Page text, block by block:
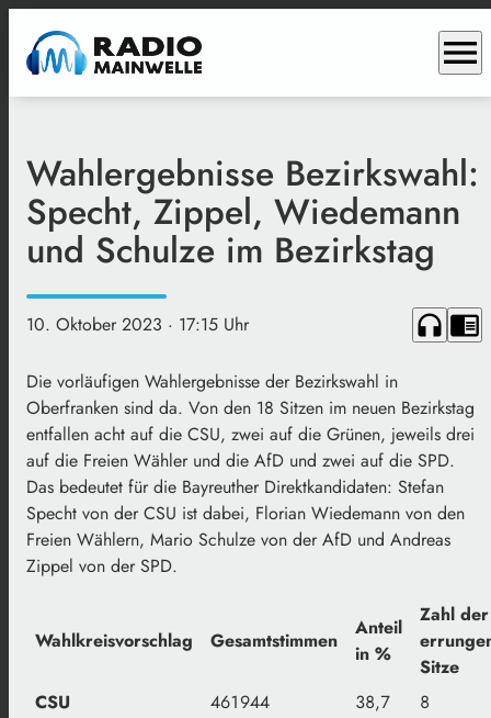
menu
Wahlergebnisse Bezirkswahl:
Specht, Zippel, Wiedemann
und Schulze im Bezirkstag
10. Oktober 2023 · 17:15 Uhr headphones chrome_reader_mode
Die vorläufigen Wahlergebnisse der Bezirkswahl in
Oberfranken sind da. Von den 18 Sitzen im neuen Bezirkstag
entfallen acht auf die CSU, zwei auf die Grünen, jeweils drei
auf die Freien Wähler und die AfD und zwei auf die SPD.
Das bedeutet für die Bayreuther Direktkandidaten: Stefan
Specht von der CSU ist dabei, Florian Wiedemann von den
Freien Wählern, Mario Schulze von der AfD und Andreas
Zippel von der SPD.
Wahlkreisvorschlag Gesamtstimmen
Anteil
in %
Zahl der
Sitze
CSU
461944 38,7
8